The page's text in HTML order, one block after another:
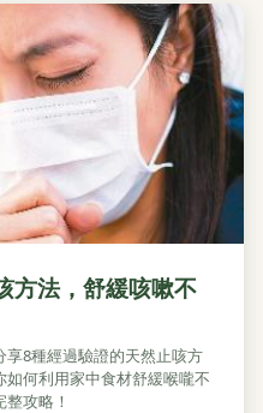
方法，舒緩咳嗽不
8種經過驗證的天然止咳方
何利用家中食材舒緩喉嚨不
攻略！